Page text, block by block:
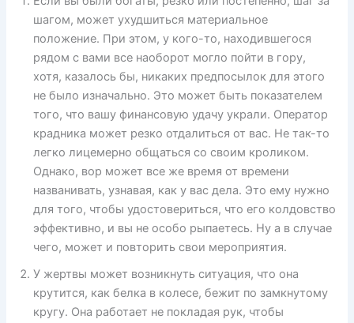
шагом, может ухудшиться материальное
положение. При этом, у кого-то, находившегося
рядом с вами все наоборот могло пойти в гору,
хотя, казалось бы, никаких предпосылок для этого
не было изначально. Это может быть показателем
того, что вашу финансовую удачу украли. Оператор
крадника может резко отдалиться от вас. Не так-то
легко лицемерно общаться со своим кроликом.
Однако, вор может все же время от времени
названивать, узнавая, как у вас дела. Это ему нужно
для того, чтобы удостовериться, что его колдовство
эффективно, и вы не особо рыпаетесь. Ну а в случае
чего, может и повторить свои мероприятия.
У жертвы может возникнуть ситуация, что она
крутится, как белка в колесе, бежит по замкнутому
кругу. Она работает не покладая рук, чтобы